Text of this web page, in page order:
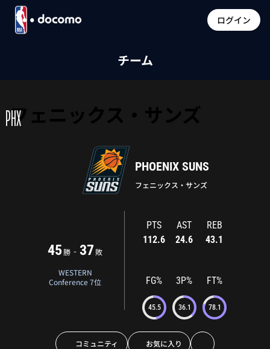
ログイン
チーム
フェニックス・サンズ
PHX
PHOENIX SUNS
フェニックス・サンズ
45 勝 - 37敗
WESTERN
Conference 7位
PTS
112.6
AST
24.6
REB
43.1
FG%
45.5
3P%
36.1
FT%
78.1
コミュニティ お気に入り